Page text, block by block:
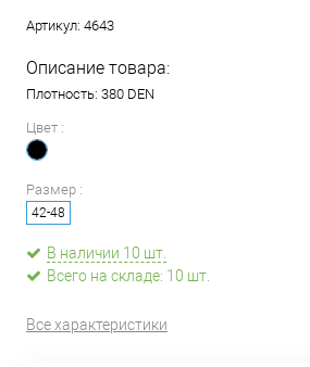
Артикул: 4643
Описание товара:
Плотность: 380 DEN
Цвет :
Размер :
42-48
В наличии 10 шт.
Всего на складе: 10 шт.
Все характеристики